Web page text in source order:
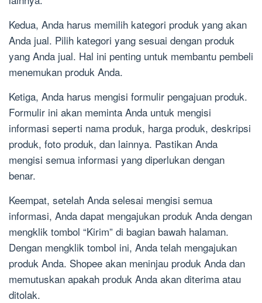
Kedua, Anda harus memilih kategori produk yang akan
Anda jual. Pilih kategori yang sesuai dengan produk
yang Anda jual. Hal ini penting untuk membantu pembeli
menemukan produk Anda.
Ketiga, Anda harus mengisi formulir pengajuan produk.
Formulir ini akan meminta Anda untuk mengisi
informasi seperti nama produk, harga produk, deskripsi
produk, foto produk, dan lainnya. Pastikan Anda
mengisi semua informasi yang diperlukan dengan
benar.
Keempat, setelah Anda selesai mengisi semua
informasi, Anda dapat mengajukan produk Anda dengan
mengklik tombol “Kirim” di bagian bawah halaman.
Dengan mengklik tombol ini, Anda telah mengajukan
produk Anda. Shopee akan meninjau produk Anda dan
memutuskan apakah produk Anda akan diterima atau
ditolak.